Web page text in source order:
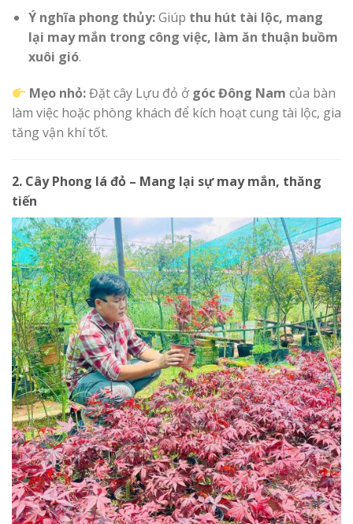
Ý nghĩa phong thủy:Giúp thu hút tài lộc, mang
lại may mắn trong công việc, làm ăn thuận buồm
xuôi gió.
Mẹo nhỏ:Đặt cây Lựu đỏ ở góc Đông Nam của bàn
làm việc hoặc phòng khách để kích hoạt cung tài lộc, gia
tăng vận khí tốt.
2. Cây Phong lá đỏ – Mang lại sự may mắn, thăng
tiến